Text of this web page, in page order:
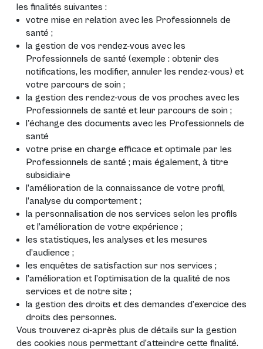
les finalités suivantes :
votre mise en relation avec les Professionnels de
santé ;
la gestion de vos rendez-vous avec les
Professionnels de santé (exemple : obtenir des
notifications, les modifier, annuler les rendez-vous) et
votre parcours de soin ;
la gestion des rendez-vous de vos proches avec les
Professionnels de santé et leur parcours de soin ;
l'échange des documents avec les Professionnels de
santé
votre prise en charge efficace et optimale par les
Professionnels de santé ; mais également, à titre
subsidiaire
l’amélioration de la connaissance de votre profil,
l’analyse du comportement ;
la personnalisation de nos services selon les profils
et l’amélioration de votre expérience ;
les statistiques, les analyses et les mesures
d’audience ;
les enquêtes de satisfaction sur nos services ;
l’amélioration et l’optimisation de la qualité de nos
services et de notre site ;
la gestion des droits et des demandes d’exercice des
droits des personnes.
Vous trouverez ci-après plus de détails sur la gestion
des cookies nous permettant d’atteindre cette finalité.